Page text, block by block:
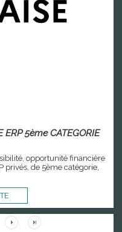
ERP 5ème CATEGORIE
opportunité financière
privés, de 5ème catégorie,